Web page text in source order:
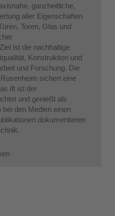
ganzheitliche,
aller Eigenschaften
Toren, Glas und
ist die nachhaltige
Konstruktion und
und Forschung. Die
sichert eine
ift ist der
und genießt als
den Medien einen
dokumentieren